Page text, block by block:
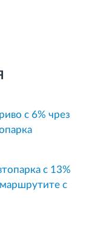
с 6% чрез
с 13%
с